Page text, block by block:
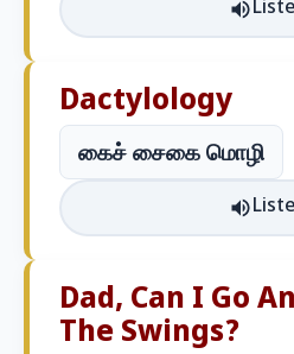
Dactylology
கைச் சைகை மொழி
Dad, Can I Go
The Swings?